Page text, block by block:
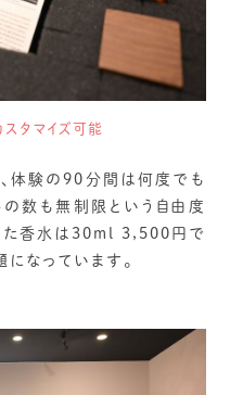
スタマイズ可能
体験の90分間は何度でも
数も無制限という自由度
た香水は30ml 3,500円で
なっています。